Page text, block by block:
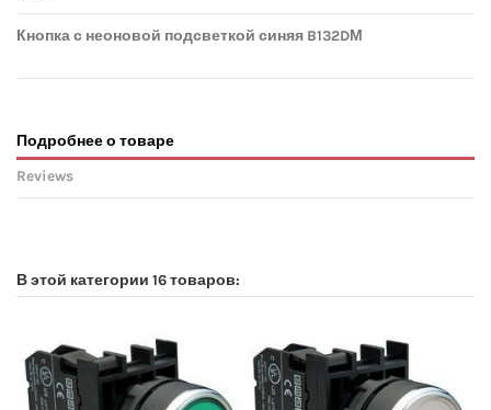
Кнопка с неоновой подсветкой синяя B132DМ
Подробнее о товаре
Reviews
В этой категории 16 товаров: